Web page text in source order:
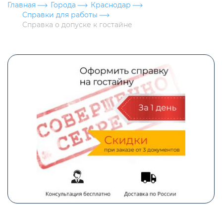
Главная Города
Краснодар
Справки для работы
Справка о допуске к гостайне